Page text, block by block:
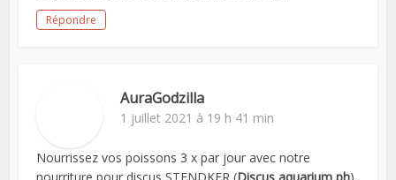
Répondre
AuraGodzilla
1 juillet 2021 à 19 h 41 min
Nourrissez vos poissons 3 x par jour avec notre